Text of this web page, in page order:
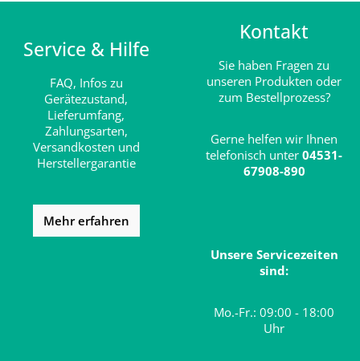
Service & Hilfe
FAQ, Infos zu
Gerätezustand,
Lieferumfang,
Zahlungsarten,
Versandkosten und
Herstellergarantie
Mehr erfahren
Kontakt
Sie haben Fragen zu
unseren Produkten oder
zum Bestellprozess?
Gerne helfen wir Ihnen
telefonisch unter 04531-
67908-890
Unsere Servicezeiten
sind:
Mo.-Fr.: 09:00 - 18:00
Uhr